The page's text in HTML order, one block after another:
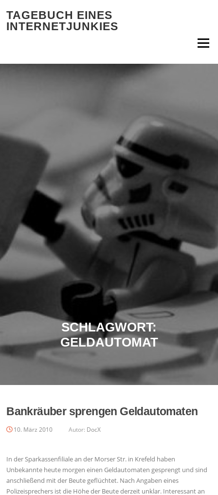
TAGEBUCH EINES
INTERNETJUNKIES
Menü
SCHLAGWORT:
GELDAUTOMAT
Bankräuber sprengen Geldautomaten
10. März 2010 Autor: DocX
In der Sparkassenfiliale an der Morser Str. in Krefeld haben
Unbekannte heute morgen einen Geldautomaten gesprengt und sind
anschließend mit der Beute geflüchtet. Nach Angaben eines
Polizeisprechers ist die Höhe der Beute derzeit unklar. Interessant an